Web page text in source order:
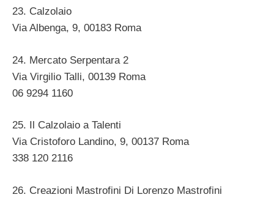
23. Calzolaio
Via Albenga, 9, 00183 Roma ‎
24. Mercato Serpentara 2
Via Virgilio Talli, 00139 Roma ‎
06 9294 1160
25. Il Calzolaio a Talenti
Via Cristoforo Landino, 9, 00137 Roma ‎
338 120 2116 ‎
26. Creazioni Mastrofini Di Lorenzo Mastrofini